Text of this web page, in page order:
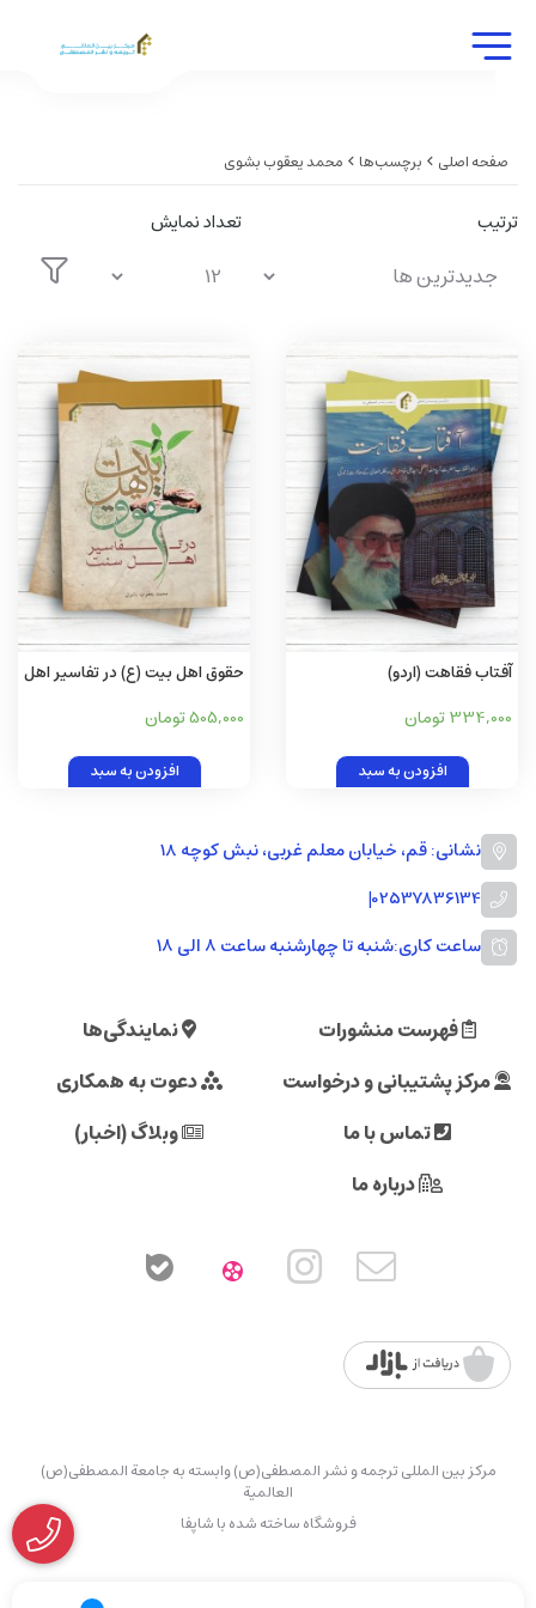
صفحه اصلی برچسب‌ها محمد یعقوب بشوی
ترتیب تعداد نمایش
آفتاب فقاهت (اردو)
334,000 تومان
افزودن به سبد
حقوق اهل بیت (ع) در تفاسیر اهل
سنت
505,000 تومان
افزودن به سبد
نشانی: قم، خیابان معلم غربی، نبش کوچه 18
02537836134
|
ساعت کاری:شنبه تا چهارشنبه ساعت ۸ الی ۱۸
فهرست منشورات
نمایندگی‌ها
مرکز پشتیبانی و درخواست
دعوت به همکاری
تماس با ما
وبلاگ (اخبار)
درباره ما
مرکز بین المللی ترجمه و نشر المصطفی(ص) وابسته به جامعة المصطفی(ص)
العالمیة
فروشگاه ساخته شده با شاپفا